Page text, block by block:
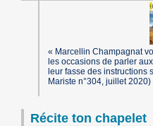
« Marcellin Champagnat
les occasions de parler
leur fasse des instructions
Mariste n°304, juillet 2020)
Récite ton chapelet